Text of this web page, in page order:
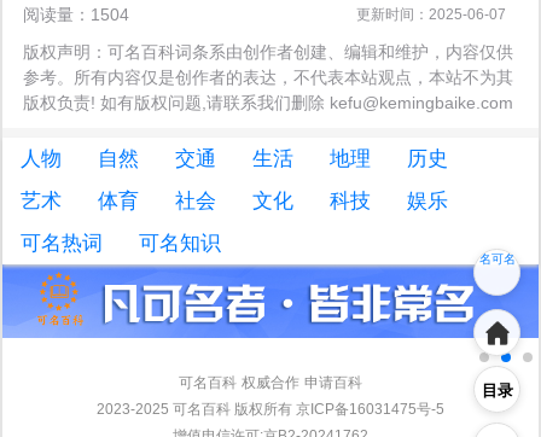
目录
阅读量：1504 更新时间：2025-06-07
版权声明：可名百科词条系由创作者创建、编辑和维护，内容仅供
参考。所有内容仅是创作者的表达，不代表本站观点，本站不为其
版权负责! 如有版权问题,请联系我们删除 kefu@kemingbaike.com
人物 自然 交通 生活 地理
历史
艺术
体育 社会 文化 科技
娱乐
可名热词
可名知识
可名百科 权威合作 申请百科
2023-2025 可名百科 版权所有 京ICP备16031475号-5